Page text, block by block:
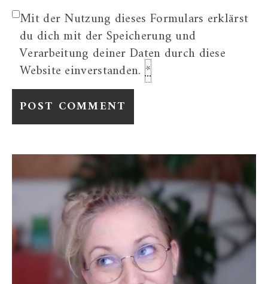
Mit der Nutzung dieses Formulars erklärst
du dich mit der Speicherung und
Verarbeitung deiner Daten durch diese
Website einverstanden. *